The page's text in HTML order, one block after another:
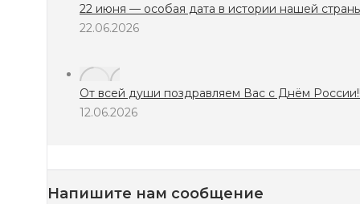
22 июня — особая дата в истории нашей страны.
22.06.2026
От всей души поздравляем Вас с Днём России!!
12.06.2026
Напишите нам сообщение